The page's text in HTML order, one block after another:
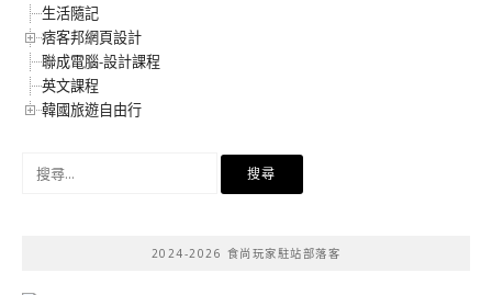
生活隨記
痞客邦網頁設計
聯成電腦-設計課程
英文課程
韓國旅遊自由行
2024-2026 食尚玩家駐站部落客